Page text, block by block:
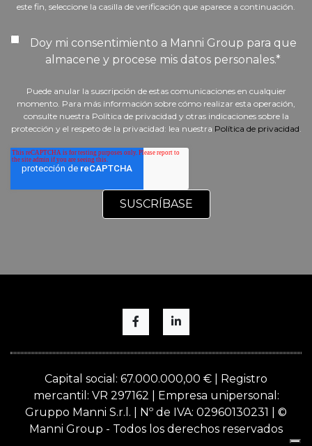
este fin, seleccione la casilla de verificación que aparece a continuación.
Doy mi consentimiento a Manni Group para que
almacene y procese mis datos personales.*
Puede anular la suscripción de estas comunicaciones en cualquier
momento. Para más información sobre cómo realizar esta operación,
consulte nuestra Política de privacidad y otras indicaciones sobre la
protección y el respeto de la privacidad: lea nuestra Política de privacidad
Capital social: 67.000.000,00 € | Registro
mercantil: VR 297162 | Empresa unipersonal:
Gruppo Manni S.r.l. | Nº de IVA: 02960130231 | ©
Manni Group - Todos los derechos reservados